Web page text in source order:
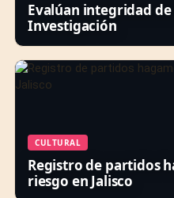
Evalúan integridad de
Investigación
CULTURAL
Registro de partidos
riesgo en Jalisco